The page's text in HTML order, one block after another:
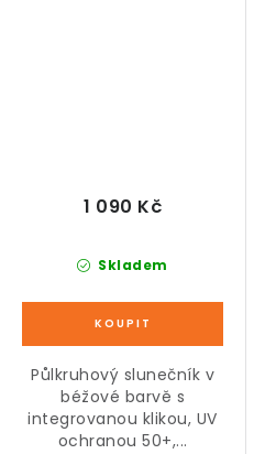
Skladem
1 090 Kč
Půlkruhový slunečník v
béžové barvě s
integrovanou klikou, UV
ochranou 50+,...